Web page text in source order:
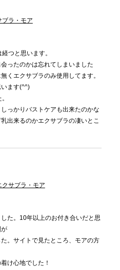
ブラ・モア
つと思います。
ったのかは忘れてしまいました
くエクサブラのみ使用してます。
ます(^^)
っかりバストケアも出来たのかな
出来るのかエクサブラの凄いとこ
クサブラ・モア
た。10年以上のお付き合いだと思
。サイトで見たところ、モアの方
け心地でした！